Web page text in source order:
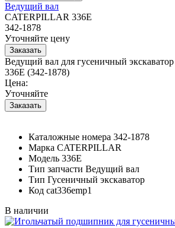
Ведущий вал
CATERPILLAR 336E
342-1878
Уточняйте цену
Ведущий вал для гусеничный
336E (342-1878)
Цена:
Уточняйте
Каталожные номера 342-1878
Марка CATERPILLAR
Модель 336E
Тип запчасти Ведущий вал
Тип Гусеничный экскаватор
Код cat336emp1
В наличии